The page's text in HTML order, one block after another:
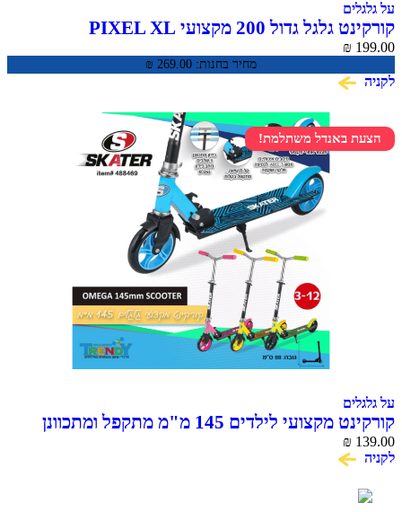
על גלגלים
קורקינט גלגל גדול 200 מקצועי PIXEL XL
מחיר בחנות: ₪ 269.00
₪ 199.00
לקניה
הצעת באנדל משתלמת!
על גלגלים
קורקינט מקצועי לילדים 145 מ"מ מתקפל ומתכוונן
OMEGA
₪ 139.00
לקניה